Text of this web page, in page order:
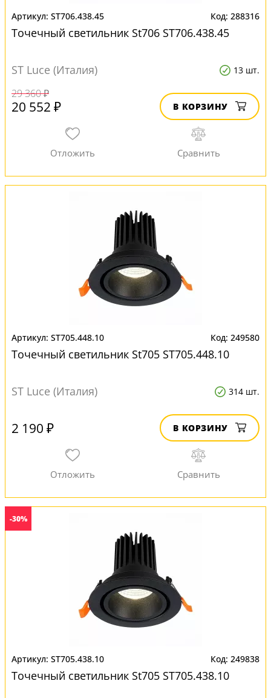
ST706.438.45 288316
Точечный светильник St706 ST706.438.45
ST Luce (Италия) 13 шт.
29 360 ₽
20 552 ₽ В КОРЗИНУ
ST705.448.10 249580
Точечный светильник St705 ST705.448.10
ST Luce (Италия) 314 шт.
2 190 ₽ В КОРЗИНУ
-30%
ST705.438.10 249838
Точечный светильник St705 ST705.438.10